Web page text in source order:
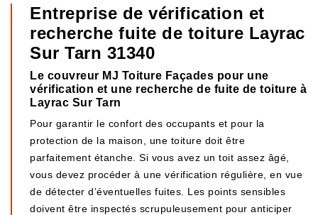
Entreprise de vérification et
recherche fuite de toiture Layrac
Sur Tarn 31340
Le couvreur MJ Toiture Façades pour une
vérification et une recherche de fuite de toiture à
Layrac Sur Tarn
Pour garantir le confort des occupants et pour la
protection de la maison, une toiture doit être
parfaitement étanche. Si vous avez un toit assez âgé,
vous devez procéder à une vérification régulière, en vue
de détecter d’éventuelles fuites. Les points sensibles
doivent être inspectés scrupuleusement pour anticiper